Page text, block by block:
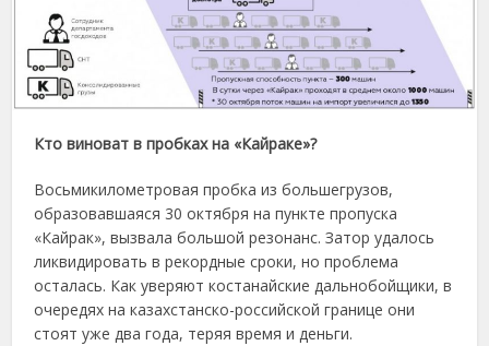
Кто виноват в пробках на «Кайраке»?
Восьмикилометровая пробка из большегрузов,
образовавшаяся 30 октября на пункте пропуска
«Кайрак», вызвала большой резонанс. Затор удалось
ликвидировать в рекордные сроки, но проблема
осталась. Как уверяют костанайские дальнобойщики, в
очередях на казахстанско-российской границе они
стоят уже два года, теряя время и деньги.